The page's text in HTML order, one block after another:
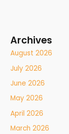
Archives
August 2026
July 2026
June 2026
May 2026
April 2026
March 2026